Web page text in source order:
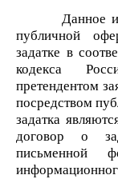
Данное
публичной
задатке в
кодекса
претендентом
посредством
задатка
договор о
письменной